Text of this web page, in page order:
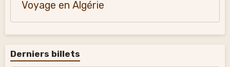
Voyage en Algérie
Derniers billets